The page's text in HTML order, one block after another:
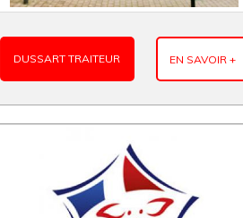
DUSSART TRAITEUR EN SAVOIR +